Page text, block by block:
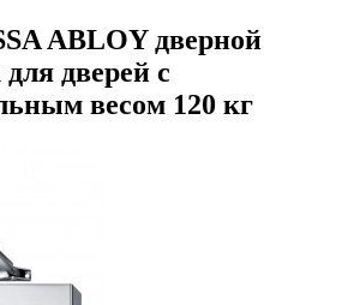
ABLOY дверной
дверей с
весом 120 кг